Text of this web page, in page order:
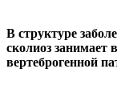
В структуре
сколиоз занимает
вертеброгенной